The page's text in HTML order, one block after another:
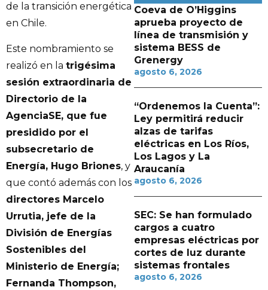
de la transición energética
en Chile.
Este nombramiento se
realizó en la trigésima
sesión extraordinaria de
Directorio de la
AgenciaSE, que fue
presidido por el
subsecretario de
Energía, Hugo Briones, y
que contó además con los
directores Marcelo
Urrutia, jefe de la
División de Energías
Sostenibles del
Ministerio de Energía;
Fernanda Thompson,
Coeva de O’Higgins
aprueba proyecto de
línea de transmisión y
sistema BESS de
Grenergy
agosto 6, 2026
“Ordenemos la Cuenta”:
Ley permitirá reducir
alzas de tarifas
eléctricas en Los Ríos,
Los Lagos y La
Araucanía
agosto 6, 2026
SEC: Se han formulado
cargos a cuatro
empresas eléctricas por
cortes de luz durante
sistemas frontales
agosto 6, 2026